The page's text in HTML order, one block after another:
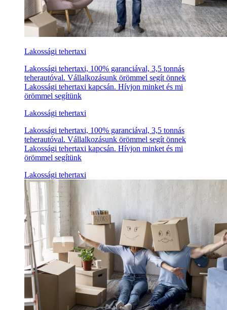
Lakossági tehertaxi
Lakossági tehertaxi, 100% garanciával, 3,5 tonnás
teherautóval. Vállalkozásunk örömmel segít önnek
Lakossági tehertaxi kapcsán. Hívjon minket és mi
örömmel segítünk
Lakossági tehertaxi
Lakossági tehertaxi, 100% garanciával, 3,5 tonnás
teherautóval. Vállalkozásunk örömmel segít önnek
Lakossági tehertaxi kapcsán. Hívjon minket és mi
örömmel segítünk
Lakossági tehertaxi